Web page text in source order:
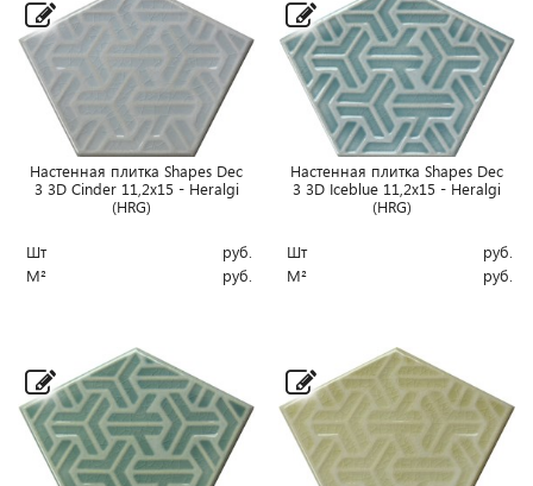
Настенная плитка Shapes Dec
3 3D Cinder 11,2x15 - Heralgi
(HRG)
Шт
руб.
М²
руб.
Настенная плитка Shapes Dec
3 3D Iceblue 11,2x15 - Heralgi
(HRG)
Шт
руб.
М²
руб.